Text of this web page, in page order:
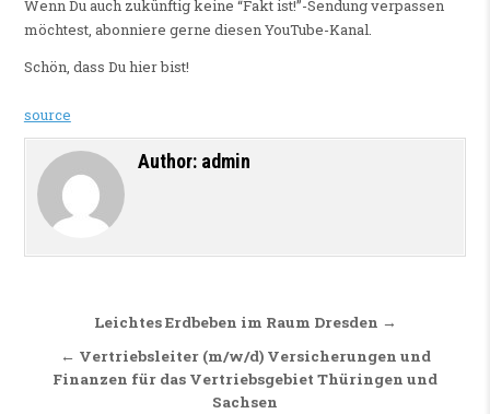
Wenn Du auch zukünftig keine “Fakt ist!”-Sendung verpassen
möchtest, abonniere gerne diesen YouTube-Kanal.
Schön, dass Du hier bist!
source
Author: admin
Beitragsnavigation
Leichtes Erdbeben im Raum Dresden →
← Vertriebsleiter (m/w/d) Versicherungen und
Finanzen für das Vertriebsgebiet Thüringen und
Sachsen